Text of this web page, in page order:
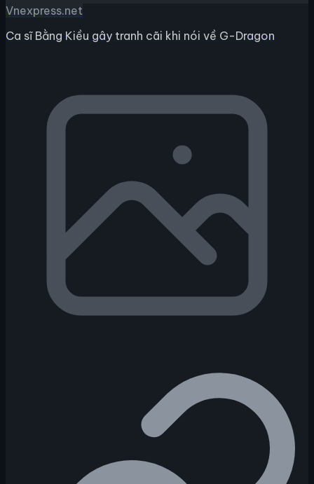
Vnexpress.net
Ca sĩ Bằng Kiều gây tranh cãi khi nói về G-Dragon